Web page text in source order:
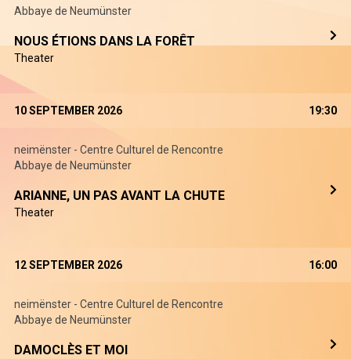
Abbaye de Neumünster
NOUS ÉTIONS DANS LA FORÊT
Theater
10 SEPTEMBER 2026 19:30
neimënster - Centre Culturel de Rencontre
Abbaye de Neumünster
ARIANNE, UN PAS AVANT LA CHUTE
Theater
12 SEPTEMBER 2026 16:00
neimënster - Centre Culturel de Rencontre
Abbaye de Neumünster
DAMOCLÈS ET MOI